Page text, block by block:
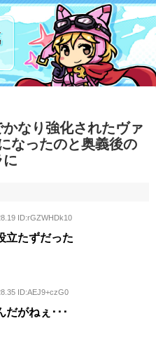
かなり強化されたヴァ
なったのと奥義後の
に
ID:rGZWHDk10
立たずだった
ID:AEJ9+czG0
だがねぇ･･･